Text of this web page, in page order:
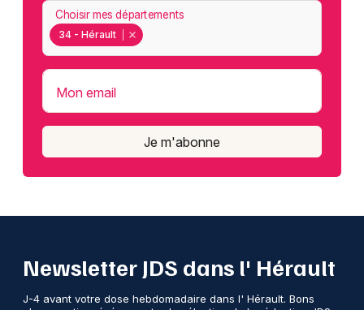
34 - Hérault
Choisir mes départements
Mon email
Je m'abonne
Newsletter JDS dans l' Hérault
J-4 avant votre dose hebdomadaire dans l' Hérault. Bons